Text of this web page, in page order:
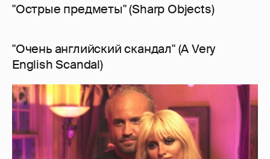
"Острые предметы" (Sharp Objects)
"Очень английский скандал" (A Very
English Scandal)